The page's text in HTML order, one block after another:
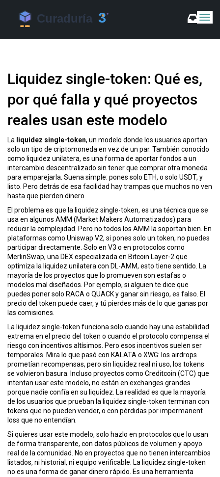
C
m
N
v
g
i
ó
Liquidez single-token: Qué es,
por qué falla y qué proyectos
reales usan este modelo
La liquidez single-token, un modelo donde los usuarios aportan
solo un tipo de criptomoneda en vez de un par. También conocido
como liquidez unilatera, es una forma de aportar fondos a un
intercambio descentralizado sin tener que comprar otra moneda
para emparejarla . Suena simple: pones solo ETH, o solo USDT, y
listo. Pero detrás de esa facilidad hay trampas que muchos no ven
hasta que pierden dinero.
El problema es que la liquidez single-token, es una técnica que se
usa en algunos AMM (Market Makers Automatizados) para
reducir la complejidad
. Pero no todos los AMM la soportan bien . En
plataformas como Uniswap V2, si pones solo un token, no puedes
participar directamente. Solo en V3 o en protocolos como
MerlinSwap, una DEX especializada en Bitcoin Layer-2 que
optimiza la liquidez unilatera con DL-AMM, esto tiene sentido. La
mayoría de los proyectos que lo promueven son estafas o
modelos mal diseñados. Por ejemplo, si alguien te dice que
puedes poner solo RACA o QUACK y ganar sin riesgo, es falso. El
precio del token puede caer, y tú pierdes más de lo que ganas por
las comisiones.
La liquidez single-token funciona solo cuando hay una estabilidad
extrema en el precio del token o cuando el protocolo compensa el
riesgo con incentivos altísimos. Pero esos incentivos suelen ser
temporales. Mira lo que pasó con KALATA o XWG: los airdrops
prometían recompensas, pero sin liquidez real ni uso, los tokens
se volvieron basura. Incluso proyectos como Creditcoin (CTC) que
intentan usar este modelo, no están en exchanges grandes
porque nadie confía en su liquidez. La realidad es que la mayoría
de los usuarios que prueban la liquidez single-token terminan con
tokens que no pueden vender, o con pérdidas por impermanent
loss que no entendían.
Si quieres usar este modelo, solo hazlo en protocolos que lo usan
de forma transparente, con datos públicos de volumen y apoyo
real de la comunidad. No en proyectos que no tienen intercambios
listados, ni historial, ni equipo verificable. La liquidez single-token
no es una forma de ganar dinero rápido. Es una herramienta